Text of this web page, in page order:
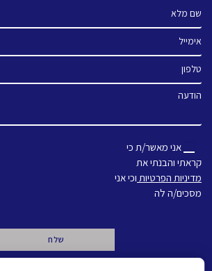
שם מלא
אימייל
טלפון
הודעה
אני מאשר/ת כי
קראתי והבנתי את
מדיניות הפרטיות וכי אני
מסכים/ה לה